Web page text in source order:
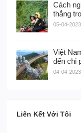
Cách
thẳng
05-04-2023
Việt
đến chi
04-04-2023
Liên Kết Với Tôi